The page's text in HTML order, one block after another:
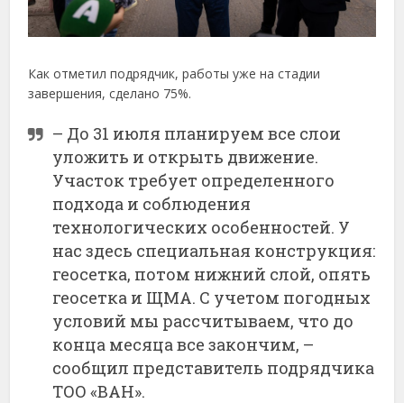
Как отметил подрядчик, работы уже на стадии
завершения, сделано 75%.
– До 31 июля планируем все слои
уложить и открыть движение.
Участок требует определенного
подхода и соблюдения
технологических особенностей. У
нас здесь специальная конструкция:
геосетка, потом нижний слой, опять
геосетка и ЩМА. С учетом погодных
условий мы рассчитываем, что до
конца месяца все закончим, –
сообщил представитель подрядчика
ТОО «ВАН».